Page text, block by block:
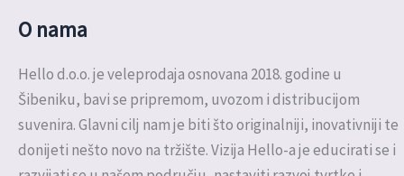
O nama
Hello d.o.o. je veleprodaja osnovana 2018. godine u
Šibeniku, bavi se pripremom, uvozom i distribucijom
suvenira. Glavni cilj nam je biti što originalniji, inovativniji te
donijeti nešto novo na tržište. Vizija Hello-a je educirati se i